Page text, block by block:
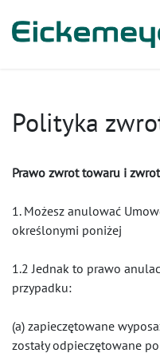
Polityka
Prawo zwrot towaru i
1. Możesz anulować
określonymi poniżej
1.2 Jednak to prawo
przypadku:
(a) zapieczętowane
zostały odpieczętowane